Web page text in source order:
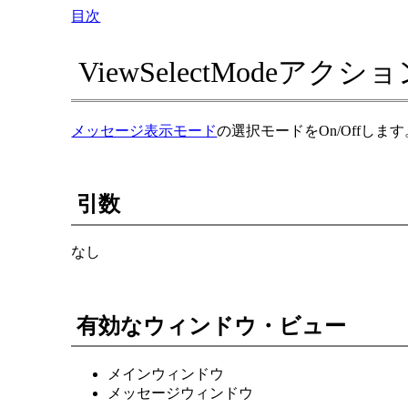
目次
ViewSelectModeアクショ
メッセージ表示モードの選択モードをOn/Offします
引数
なし
有効なウィンドウ・ビュー
メインウィンドウ
メッセージウィンドウ